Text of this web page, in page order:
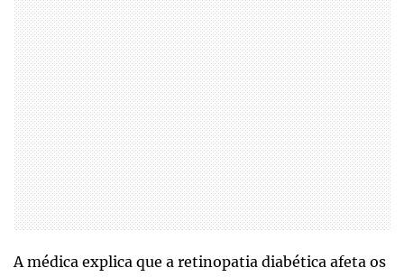
A médica explica que a retinopatia diabética afeta os